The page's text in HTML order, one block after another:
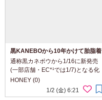
黒KANEBOから10年かけて胎脂着
想成分を配合した化粧水、ジェネ
レイティング エッセンシャルズ
が誕生
通称黒カネボウから1/16に新発売
(一部店舗・EC*¹では1/7)となる化
粧水、「ジェネレイティング エ
ッセンシャルズ」をKANEBOさま
からいただきました。 黒カネボウ
HONEY (0)
1/2 (金) 6:21